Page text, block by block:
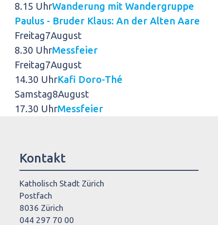
8.15 UhrWanderung mit Wandergruppe
Paulus - Bruder Klaus: An der Alten Aare
Freitag7August
8.30 UhrMessfeier
Freitag7August
14.30 UhrKafi Doro-Thé
Samstag8August
17.30 UhrMessfeier
Kontakt
Katholisch Stadt Zürich
Postfach
8036 Zürich
044 297 70 00